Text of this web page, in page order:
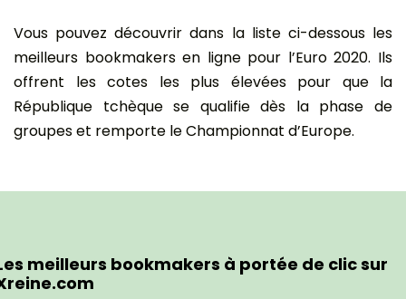
Vous pouvez découvrir dans la liste ci-dessous les
meilleurs bookmakers en ligne pour l’Euro 2020. Ils
offrent les cotes les plus élevées pour que la
République tchèque se qualifie dès la phase de
groupes et remporte le Championnat d’Europe.
meilleurs bookmakers à portée de clic sur